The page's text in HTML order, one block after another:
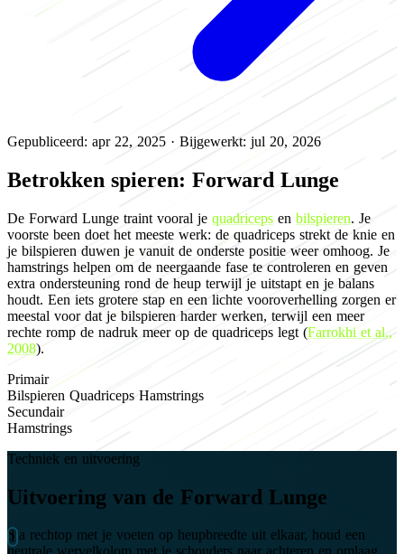
Gepubliceerd: apr 22, 2025 · Bijgewerkt: jul 20, 2026
Betrokken spieren: Forward Lunge
De Forward Lunge traint vooral je quadriceps en bilspieren. Je
voorste been doet het meeste werk: de quadriceps strekt de knie en
je bilspieren duwen je vanuit de onderste positie weer omhoog. Je
hamstrings helpen om de neergaande fase te controleren en geven
extra ondersteuning rond de heup terwijl je uitstapt en je balans
houdt. Een iets grotere stap en een lichte vooroverhelling zorgen er
meestal voor dat je bilspieren harder werken, terwijl een meer
rechte romp de nadruk meer op de quadriceps legt (Farrokhi et al.,
2008).
Primair
Bilspieren Quadriceps Hamstrings
Secundair
Hamstrings
Techniek en uitvoering
Uitvoering van de Forward Lunge
Sta rechtop met je voeten op heupbreedte uit elkaar, houd een